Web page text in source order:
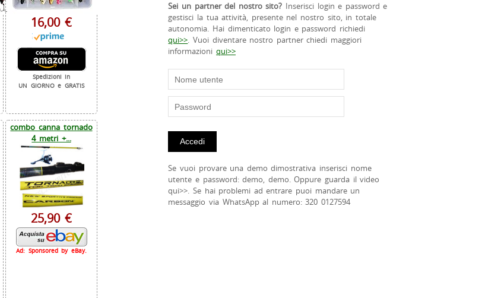
16,00 €
Spedizioni in
UN GIORNO e GRATIS
combo canna tornado
4 metri +...
25,90 €
Ad: Sponsored by eBay.
Sei un partner del nostro sito? Inserisci login e password e
gestisci la tua attività, presente nel nostro sito, in totale
autonomia. Hai dimenticato login e password richiedi
qui>>. Vuoi diventare nostro partner chiedi maggiori
informazioniqui>>
Se vuoi provare una demo dimostrativa inserisci nome
utente e password: demo, demo. Oppure guarda il video
qui>>. Se hai problemi ad entrare puoi mandare un
messaggio via WhatsApp al numero: 320 0127594